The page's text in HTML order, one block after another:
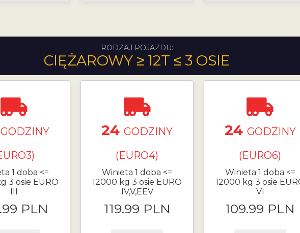
RODZAJ POJAZDU:
CIĘŻAROWY ≥ 12T ≤ 3 OSIE
GODZINY
1 doba <=
3 osie EURO
PLN
24 GODZINY
(EURO4)
Winieta 1 doba <=
12000 kg 3 osie EURO
IV,V,EEV
119.99 PLN
24 GODZINY
(EURO6)
Winieta 1 doba <=
12000 kg 3 osie
VI
109.99 PLN